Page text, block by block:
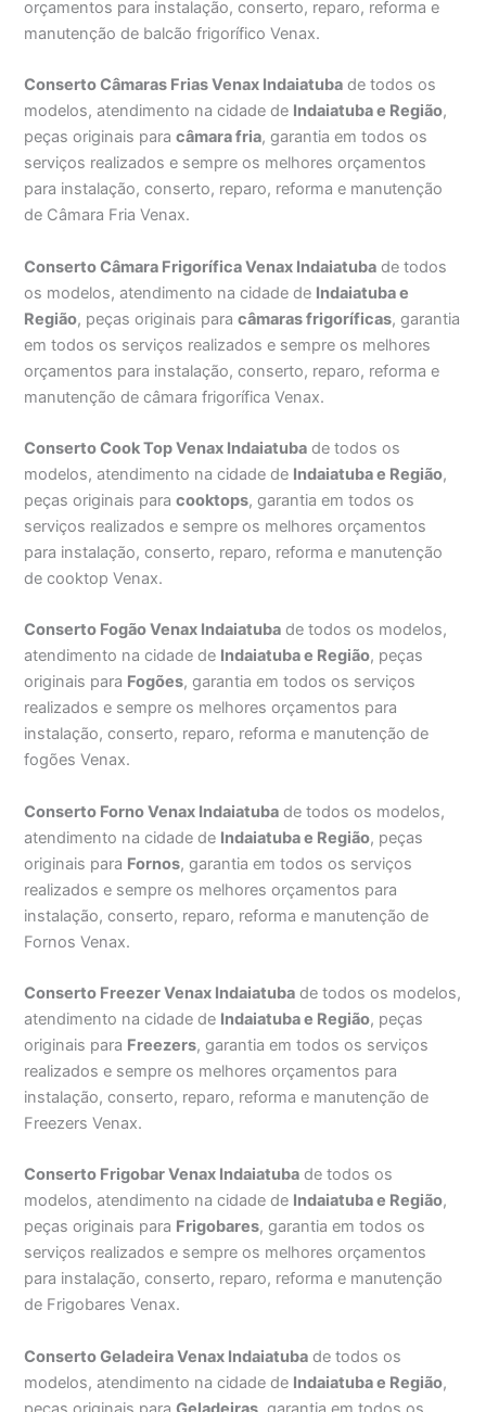
orçamentos para instalação, conserto, reparo, reforma e
manutenção de balcão frigorífico Venax.
Conserto Câmaras Frias Venax Indaiatuba de todos os
modelos, atendimento na cidade de Indaiatuba e Região,
peças originais paracâmara fria, garantia em todos os
serviços realizados e sempre os melhores orçamentos
para instalação, conserto, reparo, reforma e manutenção
de Câmara Fria Venax.
Conserto Câmara Frigorífica Venax Indaiatuba de todos
os modelos, atendimento na cidade de Indaiatuba e
Região, peças originais paracâmaras frigoríficas, garantia
em todos os serviços realizados e sempre os melhores
orçamentos para instalação, conserto, reparo, reforma e
manutenção de câmara frigorífica Venax.
Conserto Cook Top Venax Indaiatuba de todos os
modelos, atendimento na cidade de Indaiatuba e Região,
peças originais paracooktops, garantia em todos os
serviços realizados e sempre os melhores orçamentos
para instalação, conserto, reparo, reforma e manutenção
de cooktop Venax.
Conserto Fogão Venax Indaiatuba de todos os modelos,
atendimento na cidade de Indaiatuba e Região, peças
originais para Fogões, garantia em todos os serviços
realizados e sempre os melhores orçamentos para
instalação, conserto, reparo, reforma e manutenção de
fogões Venax.
Conserto Forno Venax Indaiatuba de todos os modelos,
atendimento na cidade de Indaiatuba e Região, peças
originais para Fornos, garantia em todos os serviços
realizados e sempre os melhores orçamentos para
instalação, conserto, reparo, reforma e manutenção de
Fornos Venax.
Conserto Freezer Venax Indaiatuba de todos os modelos,
atendimento na cidade de Indaiatuba e Região, peças
originais para Freezers, garantia em todos os serviços
realizados e sempre os melhores orçamentos para
instalação, conserto, reparo, reforma e manutenção de
Freezers Venax.
Conserto Frigobar Venax Indaiatuba de todos os
modelos, atendimento na cidade de Indaiatuba e Região,
peças originais para Frigobares, garantia em todos os
serviços realizados e sempre os melhores orçamentos
para instalação, conserto, reparo, reforma e manutenção
de Frigobares Venax.
Conserto Geladeira Venax Indaiatuba de todos os
modelos, atendimento na cidade de Indaiatuba e Região,